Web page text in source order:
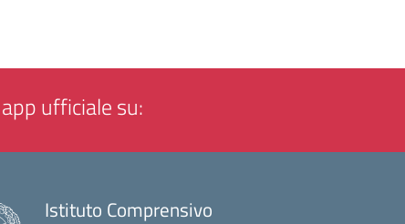
ufficiale su:
Istituto Comprensivo